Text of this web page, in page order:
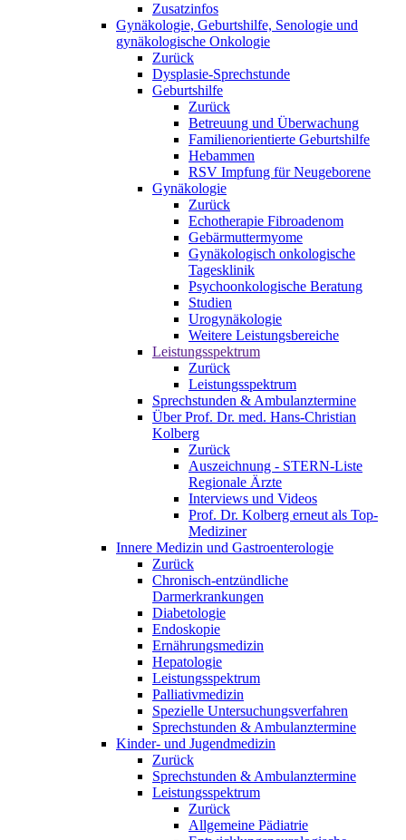
Zusatzinfos
Gynäkologie, Geburtshilfe, Senologie und
gynäkologische Onkologie
Zurück
Dysplasie-Sprechstunde
Geburtshilfe
Zurück
Betreuung und Überwachung
Familienorientierte Geburtshilfe
Hebammen
RSV Impfung für Neugeborene
Gynäkologie
Zurück
Echotherapie Fibroadenom
Gebärmuttermyome
Gynäkologisch onkologische
Tagesklinik
Psychoonkologische Beratung
Studien
Urogynäkologie
Weitere Leistungsbereiche
Leistungsspektrum
Zurück
Leistungsspektrum
Sprechstunden & Ambulanztermine
Über Prof. Dr. med. Hans-Christian
Kolberg
Zurück
Auszeichnung - STERN-Liste
Regionale Ärzte
Interviews und Videos
Prof. Dr. Kolberg erneut als Top-
Mediziner
Innere Medizin und Gastroenterologie
Zurück
Chronisch-entzündliche
Darmerkrankungen
Diabetologie
Endoskopie
Ernährungsmedizin
Hepatologie
Leistungsspektrum
Palliativmedizin
Spezielle Untersuchungsverfahren
Sprechstunden & Ambulanztermine
Kinder- und Jugendmedizin
Zurück
Sprechstunden & Ambulanztermine
Leistungsspektrum
Zurück
Allgemeine Pädiatrie